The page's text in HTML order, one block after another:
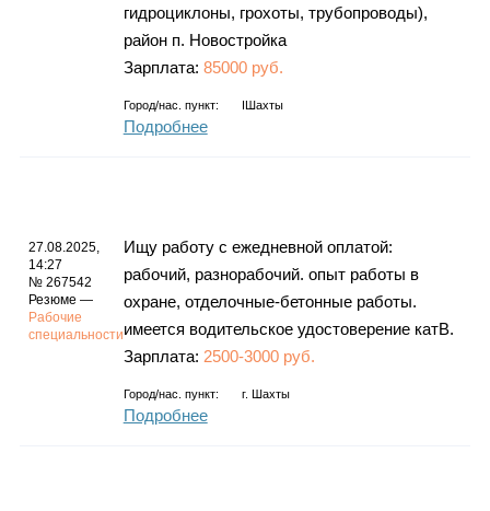
Фотогалерея
гидроциклоны, грохоты, трубопроводы),
район п. Новостройка
Зарплата: 85000 руб.
Город/нас. пункт: IШахты
Подробнее
27.08.2025,
14:27
№ 267542
Резюме —
Рабочие
специальности
Ищу работу с ежедневной оплатой:
рабочий, разнорабочий. опыт работы в
охране, отделочные-бетонные работы.
имеется водительское удостоверение катВ.
Зарплата: 2500-3000 руб.
Город/нас. пункт: г. Шахты
Подробнее